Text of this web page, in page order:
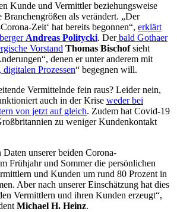
Kunde und Vermittler beziehungsweise
Branchengrößen als verändert. „Der
Zeit‘ hat bereits begonnen“, erklärt
Andreas Politycki. Derbald Gothaer
Vorstand Thomas Bischofsieht
denen er unter anderem mit
Prozessen“ begegnen will.
Vermittelnde fein raus? Leider nein,
auch in der Krise weder bei
von jetzt auf gleich. Zudem hat Covid-19
zu weniger Kundenkontakt
Daten unserer beiden Corona-
Frühjahr und Sommer die persönlichen
und Kunden um rund 80 Prozent in
Aber nach unserer Einschätzung hat dies
Vermittlern und ihren Kunden erzeugt“,
Michael H. Heinz.